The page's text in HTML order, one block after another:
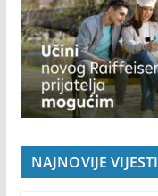
NAJNOVIJE VIJESTI